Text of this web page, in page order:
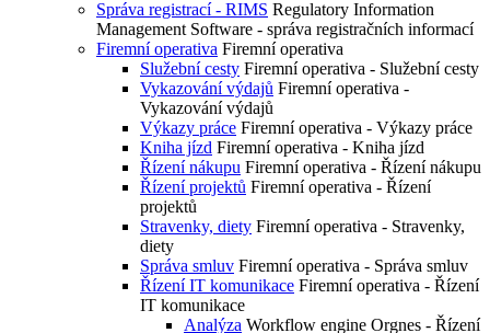
Správa registrací - RIMS Regulatory Information
Management Software - správa registračních informací
Firemní operativa Firemní operativa
Služební cesty Firemní operativa - Služební cesty
Vykazování výdajů Firemní operativa -
Vykazování výdajů
Výkazy práce Firemní operativa - Výkazy práce
Kniha jízd Firemní operativa - Kniha jízd
Řízení nákupu Firemní operativa - Řízení nákupu
Řízení projektů Firemní operativa - Řízení
projektů
Stravenky, diety Firemní operativa - Stravenky,
diety
Správa smluv Firemní operativa - Správa smluv
Řízení IT komunikace Firemní operativa - Řízení
IT komunikace
Analýza Workflow engine Orgnes - Řízení